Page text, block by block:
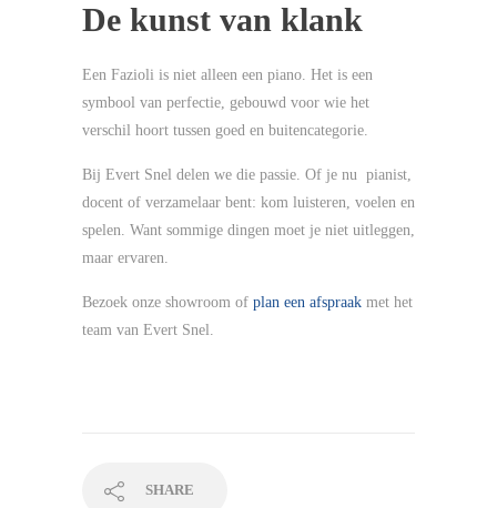
De kunst van klank
Een Fazioli is niet alleen een piano. Het is een
symbool van perfectie, gebouwd voor wie het
verschil hoort tussen goed en buitencategorie.
Bij Evert Snel delen we die passie. Of je nu pianist,
docent of verzamelaar bent: kom luisteren, voelen en
spelen. Want sommige dingen moet je niet uitleggen,
maar ervaren.
Bezoek onze showroom of plan een afspraak met het
team van Evert Snel.
SHARE